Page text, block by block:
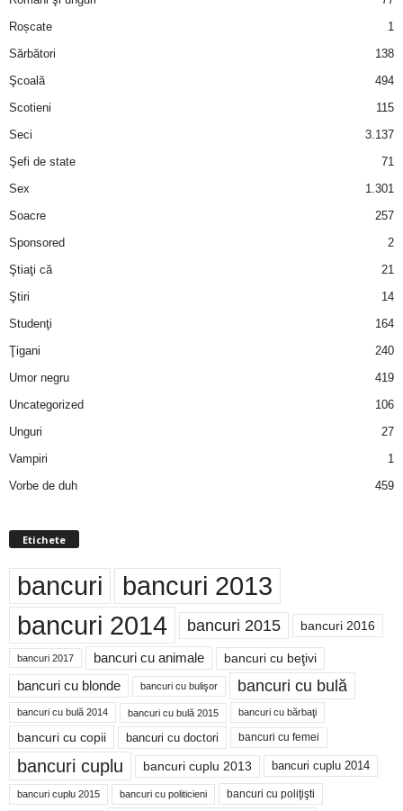
Roșcate
1
Sărbători
138
Şcoală
494
Scotieni
115
Seci
3.137
Şefi de state
71
Sex
1.301
Soacre
257
Sponsored
2
Ştiaţi că
21
Ştiri
14
Studenţi
164
Ţigani
240
Umor negru
419
Uncategorized
106
Unguri
27
Vampiri
1
Vorbe de duh
459
Etichete
bancuri bancuri 2013
bancuri 2014 bancuri 2015 bancuri 2016
bancuri 2017 bancuri cu animale bancuri cu beţivi
bancuri cu blonde bancuri cu bulişor bancuri cu bulă
bancuri cu bulă 2014 bancuri cu bulă 2015 bancuri cu bărbaţi
bancuri cu copii bancuri cu doctori bancuri cu femei
bancuri cuplu bancuri cuplu 2013 bancuri cuplu 2014
bancuri cuplu 2015 bancuri cu politicieni bancuri cu poliţişti